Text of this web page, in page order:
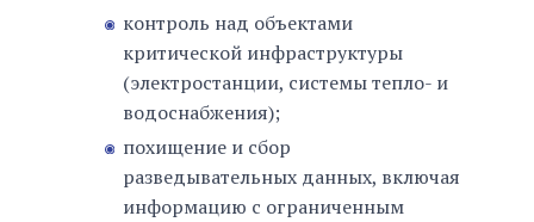
контроль над объектами
критической инфраструктуры
(электростанции, системы тепло- и
водоснабжения);
похищение и сбор
разведывательных данных, включая
информацию с ограниченным